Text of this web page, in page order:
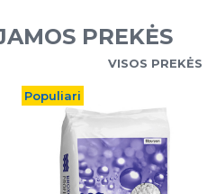
PREKĖS
VISOS PREKĖS
Populiari